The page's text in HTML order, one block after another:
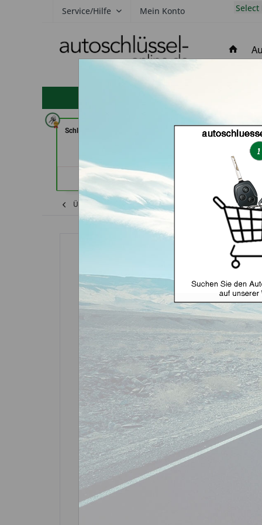
Service/Hilfe Mein Konto Select
hohe Kundenzufriedenheit
Schlüsseldienst Zimmermann (in
Schlüssel
Übersicht Partnerschaft